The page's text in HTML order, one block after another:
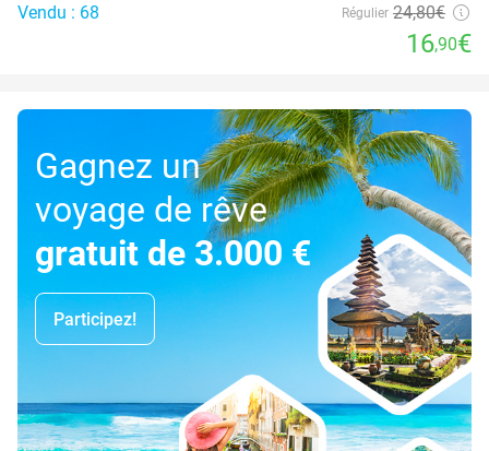
Vendu : 68
Régulier 24,80€
16,90€
Gagnez un
voyage de rêve
gratuit de 3.000 €
Participez!